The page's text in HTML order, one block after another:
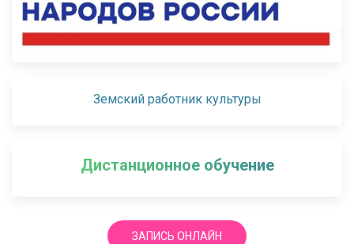
Земский работник культуры
Дистанционное обучение
ЗАПИСЬ ОНЛАЙН